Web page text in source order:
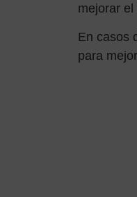
mejorar el
En casos
para